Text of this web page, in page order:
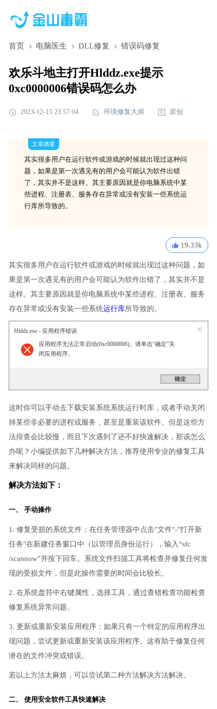
首页 电脑医生 DLL修复 错误码修复
欢乐斗地主打开Hlddz.exe提示
0xc0000006错误码怎么办
2023-12-15 23:57:04 环境修复大师 原创
文章摘要
其实很多用户在运行软件或游戏的时候就出现过这种问
题，如果是第一次遇见有的用户会可能认为软件出错
了，其实并不是这样。其主要原因就是你电脑系统中某
些进程、注册表、服务存在异常或没有安装一些系统运
行库所导致的。
19.33k
其实很多用户在运行软件或游戏的时候就出现过这种问题，如
果是第一次遇见有的用户会可能认为软件出错了，其实并不是
这样。其主要原因就是你电脑系统中某些进程、注册表、服务
存在异常或没有安装一些系统运行库所导致的。
Hlddz.exe - 应用程序错误
应用程序无法正常启动(0xc0000006)。请单击“确定”关
闭应用程序。
这时你可以手动去下载安装系统系统运行时库，或者手动关闭
掉某些非必要的进程或服务，甚至是重装该软件。但是这些方
法排查会比较慢，而且下次遇到了还不好快速解决，那该怎么
办呢？小编提供如下几种解决方法，推荐使用专业的修复工具
来解决同样的问题。
解决方法如下：
一、 手动操作
1. 修复受损的系统文件：在任务管理器中点击"文件"-"打开新
任务"在新建任务窗口中（以管理员身份运行），输入“sfc
/scannow”并按下回车。系统文件扫描工具将检查并修复任何发
现的受损文件，但是此操作需要的时间会比较长。
2. 在系统盘符中右键属性，选择工具，通过查错检查功能检查
修复系统异常问题。
3. 更新或重新安装应用程序：如果只有一个特定的应用程序出
现问题，尝试更新或重新安装该应用程序。这有助于修复任何
潜在的文件冲突或错误。
若以上方法太麻烦，可以尝试第二种方法解决方法解决。
二、 使用安全软件工具快速解决